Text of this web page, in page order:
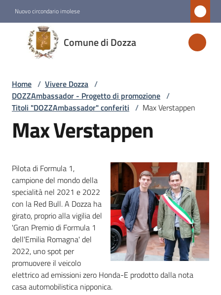
Nuovo circondario imolese
Comune di Dozza
Comune
di
Dozza
Amministrazione
Novità
Vivere
Dozza
Menu selezionato
Servizi
on-
Home / Vivere Dozza /
DOZZAmbassador - Progetto di promozione /
Titoli "DOZZAmbassador" conferiti / Max Verstappen
Max Verstappen
Pilota di Formula 1,
campione del mondo della
specialità nel 2021 e 2022
con la Red Bull. A Dozza ha
girato, proprio alla vigilia del
'Gran Premio di Formula 1
dell'Emilia Romagna' del
2022, uno spot per
promuovere il veicolo
elettrico ad emissioni zero Honda-E prodotto dalla nota
casa automobilistica nipponica.